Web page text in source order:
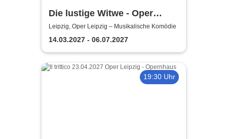
Die lustige Witwe - Oper
Leipzig
Leipzig, Oper Leipzig – Musikalische Komödie
14.03.2027 - 06.07.2027
19:30 Uhr